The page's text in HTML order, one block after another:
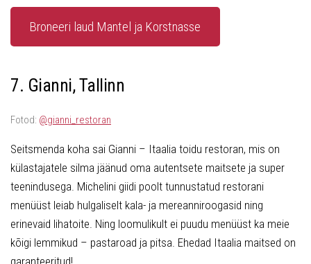
Broneeri laud Mantel ja Korstnasse
7. Gianni, Tallinn
Fotod: @gianni_restoran
Seitsmenda koha sai Gianni – Itaalia toidu restoran, mis on
külastajatele silma jäänud oma autentsete maitsete ja super
teenindusega. Michelini giidi poolt tunnustatud restorani
menüüst leiab hulgaliselt kala- ja mereanniroogasid ning
erinevaid lihatoite. Ning loomulikult ei puudu menüüst ka meie
kõigi lemmikud – pastaroad ja pitsa. Ehedad Itaalia maitsed on
garanteeritud!